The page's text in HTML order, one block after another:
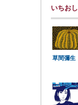
いちおし
草間彌生